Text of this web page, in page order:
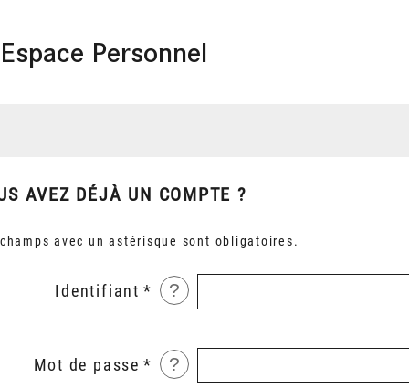
Espace Personnel
AVEZ DÉJÀ UN COMPTE ?
avec un astérisque sont obligatoires.
Identifiant ?
Mot de passe ?